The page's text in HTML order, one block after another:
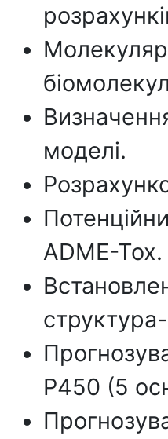
моделі.
ADME-Tox.
P450 (5